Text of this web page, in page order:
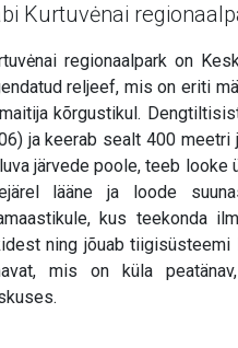
Kurtuvėnai
regionaalpark on
reljeef, mis on eriti
kõrgustikul.
ja keerab sealt 400 meetri
järvede poole, teeb looke
lääne ja loode
kus teekonda
ning jõuab tiigisüsteemi
mis on küla